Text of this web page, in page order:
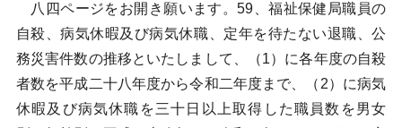
八四ページをお開き願います。59、福祉保健局職員の
自殺、病気休暇及び病気休職、定年を待たない退職、公
務災害件数の推移といたしまして、（1）に各年度の自殺
者数を平成二十八年度から令和二年度まで、（2）に病気
休暇及び病気休職を三十日以上取得した職員数を男女